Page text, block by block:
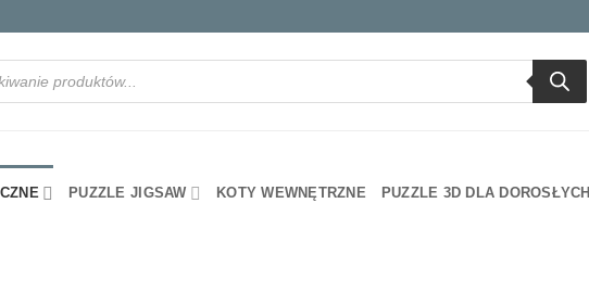
PUZZLE JIGSAW KOTY WEWNĘTRZNE PUZZLE 3D DLA DOROSŁYCH